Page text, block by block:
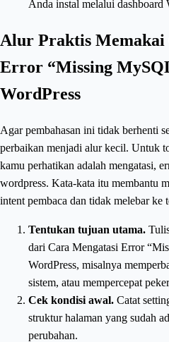
Anda instal melalui dashboard
Alur Praktis Memakai
Error “Missing
WordPress
Agar pembahasan ini tidak berhenti
perbaikan menjadi alur kecil. Untuk
kamu perhatikan adalah mengatasi,
wordpress. Kata-kata itu membantu
intent pembaca dan tidak melebar ke
Tentukan tujuan utama.
dari Cara Mengatasi Error
WordPress, misalnya
sistem, atau mempercepat
Cek kondisi awal. Catat
struktur halaman yang sudah
perubahan.